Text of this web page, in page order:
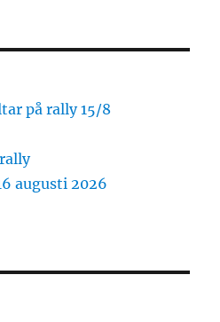
på rally 15/8
augusti 2026